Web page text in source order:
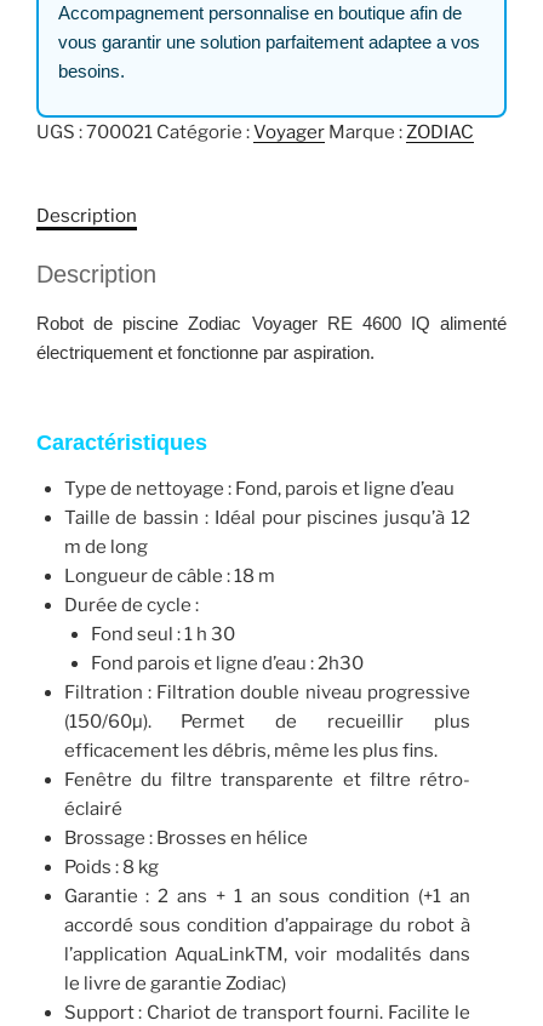
Accompagnement personnalise en boutique afin de
vous garantir une solution parfaitement adaptee a vos
besoins.
UGS :700021 Catégorie :Voyager Marque :ZODIAC
Description
Description
Robot de piscine Zodiac Voyager RE 4600 IQ alimenté
électriquement et fonctionne par aspiration.
Caractéristiques
Type de nettoyage : Fond, parois et ligne d’eau
Taille de bassin : Idéal pour piscines jusqu’à 12
m de long
Longueur de câble : 18 m
Durée de cycle :
Fond seul : 1 h 30
Fond parois et ligne d’eau : 2h30
Filtration : Filtration double niveau progressive
(150/60µ). Permet de recueillir plus
efficacement les débris, même les plus fins.
Fenêtre du filtre transparente et filtre rétro-
éclairé
Brossage : Brosses en hélice
Poids : 8 kg
Garantie : 2 ans + 1 an sous condition (+1 an
accordé sous condition d’appairage du robot à
l’application AquaLinkTM, voir modalités dans
le livre de garantie Zodiac)
Support : Chariot de transport fourni. Facilite le